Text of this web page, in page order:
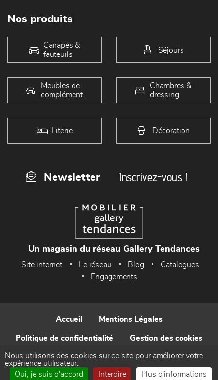
Nos produits
Canapés &
fauteuils
Séjours
Meubles de
complément
Chambres &
dressing
Literie Décoration
Newsletter Inscrivez-vous !
Un magasin du réseau Gallery Tendances
Site internet Le réseau Blog
Catalogues
Engagements
Accueil Mentions Légales
Politique de confidentialité Gestion des cookies
Contact
Nous utilisons des cookies sur ce site pour améliorer votre
expérience utilisateur.
Oui, je suis d'accord
Interdire Plus d'informations